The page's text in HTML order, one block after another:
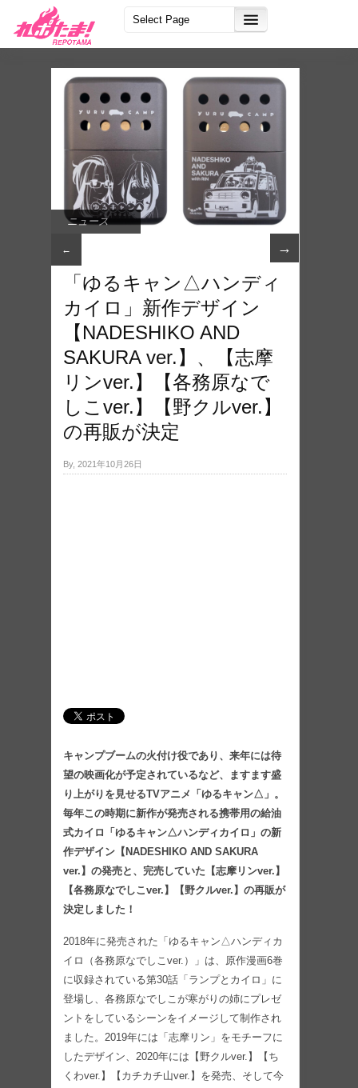
ニュース
← →
「ゆるキャン△ハンディ
カイロ」新作デザイン
【NADESHIKO AND
SAKURA ver.】、【志摩
リンver.】【各務原なで
しこver.】【野クルver.】
の再販が決定
By, 2021年10月26日
キャンプブームの火付け役であり、来年には待
望の映画化が予定されているなど、ますます盛
り上がりを見せるTVアニメ「ゆるキャン△」。
毎年この時期に新作が発売される携帯用の給油
式カイロ「ゆるキャン△ハンディカイロ」の新
作デザイン【NADESHIKO AND SAKURA
ver.】の発売と、完売していた【志摩リンver.】
【各務原なでしこver.】【野クルver.】の再販が
決定しました！
2018年に発売された「ゆるキャン△ハンディカ
イロ（各務原なでしこver.）」は、原作漫画6巻
に収録されている第30話「ランプとカイロ」に
登場し、各務原なでしこが寒がりの姉にプレゼ
ントをしているシーンをイメージして制作され
ました。2019年には「志摩リン」をモチーフに
したデザイン、2020年には【野クルver.】【ち
くわver.】【カチカチ山ver.】を発売、そして今